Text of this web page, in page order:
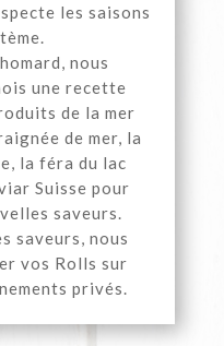
les saisons
nous
une recette
de la mer
de mer, la
la féra du lac
Suisse pour
saveurs.
saveurs, nous
vos Rolls sur
privés.